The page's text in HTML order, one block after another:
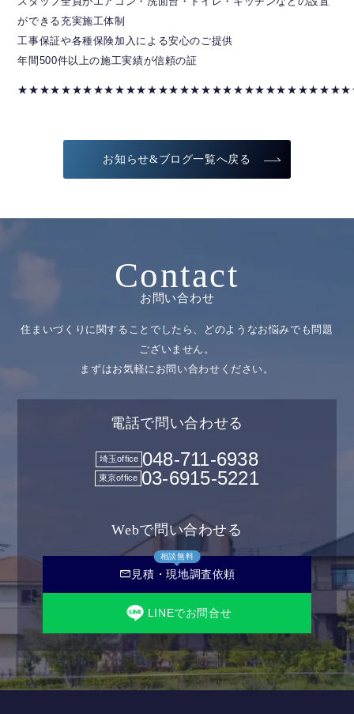
ができる充実施工体制
工事保証や各種保険加入による安心のご提供
年間500件以上の施工実績が信頼の証
お知らせ&ブログ一覧へ戻る
Contact
お問い合わせ
住まいづくりに関することでしたら、どのようなお悩みでも問題
ございません。
まずはお気軽にお問い合わせください。
電話で問い合わせる
埼玉office 048-711-6938
東京office 03-6915-5221
Webで問い合わせる
相談無料
mail見積・現地調査依頼
LINEでお問合せ